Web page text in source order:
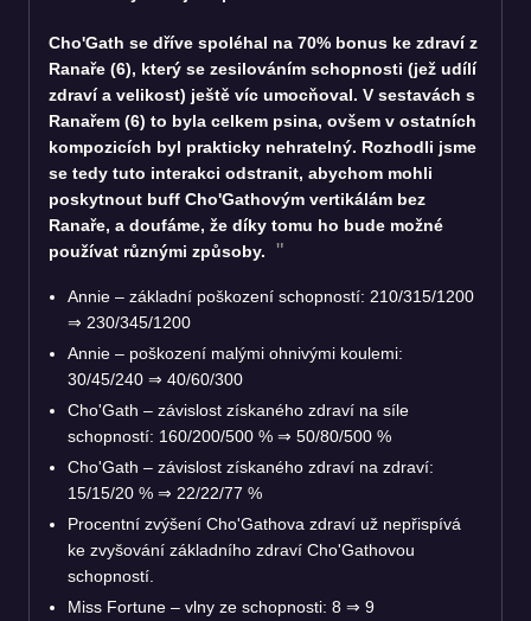
Cho'Gath se dříve spoléhal na 70% bonus ke zdraví z
Ranaře (6), který se zesilováním schopnosti (jež udílí
zdraví a velikost) ještě víc umocňoval. V sestavách s
Ranařem (6) to byla celkem psina, ovšem v ostatních
kompozicích byl prakticky nehratelný. Rozhodli jsme
se tedy tuto interakci odstranit, abychom mohli
poskytnout buff Cho'Gathovým vertikálám bez
Ranaře, a doufáme, že díky tomu ho bude možné
používat různými způsoby.
Annie – základní poškození schopností: 210/315/1200
⇒ 230/345/1200
Annie – poškození malými ohnivými koulemi:
30/45/240 ⇒ 40/60/300
Cho'Gath – závislost získaného zdraví na síle
schopností: 160/200/500 % ⇒ 50/80/500 %
Cho'Gath – závislost získaného zdraví na zdraví:
15/15/20 % ⇒ 22/22/77 %
Procentní zvýšení Cho'Gathova zdraví už nepřispívá
ke zvyšování základního zdraví Cho'Gathovou
schopností.
Miss Fortune – vlny ze schopnosti: 8 ⇒ 9